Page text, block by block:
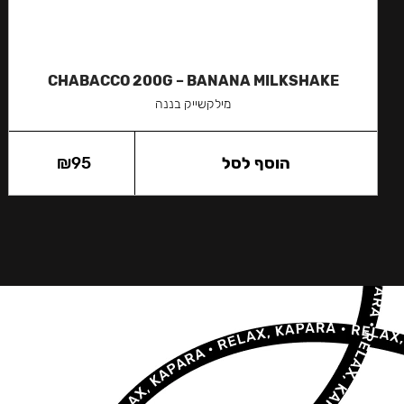
CHABACCO 200G – BANANA MILKSHAKE
מילקשייק בננה
₪95 הוסף לסל